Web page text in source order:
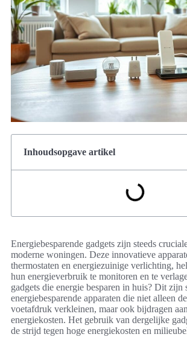
Inhoudsopgave artikel
Energiebesparende gadgets zijn steeds
moderne woningen. Deze innovatieve
thermostaten en energiezuinige verlichting,
hun energieverbruik te monitoren en te
gadgets die energie besparen in huis? Dit zijn
energiebesparende apparaten die niet alleen
voetafdruk verkleinen, maar ook bijdragen
energiekosten. Het gebruik van dergelijke
de strijd tegen hoge energiekosten en